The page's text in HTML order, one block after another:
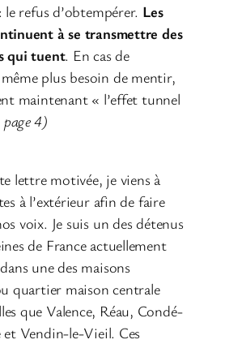
le refus d’obtempérer. Les
à se transmettre des
qui tuent. En cas de
plus besoin de mentir,
maintenant « l’effet tunnel
4)
lettre motivée, je viens à
à l’extérieur afin de faire
voix. Je suis un des détenus
de France actuellement
une des maisons
quartier maison centrale
que Valence, Réau, Condé-
Vendin-le-Vieil. Ces